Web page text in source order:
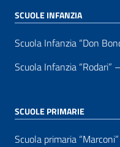
SCUOLE INFANZIA
Scuola Infanzia “Don
Scuola Infanzia “Rodari”
SCUOLE PRIMARIE
Scuola primaria